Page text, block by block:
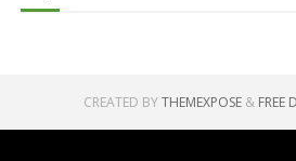
CREATED BYTHEMEXPOSE & FREE